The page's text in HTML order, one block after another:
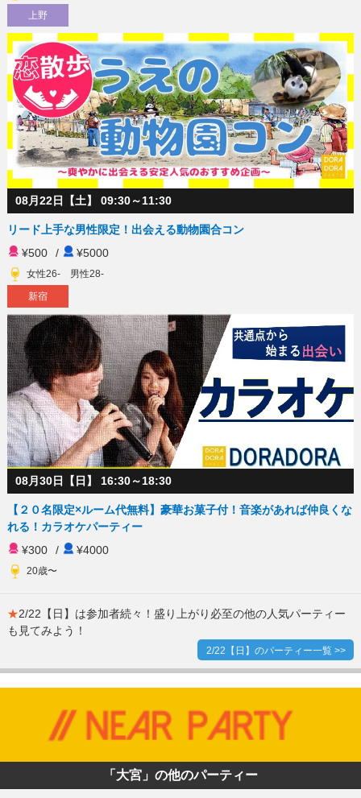
上野
08月22日【土】 09:30～11:30
リード上手な男性限定！出会える動物園合コン
¥500
/ ¥5000
女性26- 男性28-
新宿
08月30日【日】 16:30～18:30
【２０名限定×ルーム代無料】豪華お菓子付！音楽があれば仲良くな
れる！カラオケパーティー
¥300
/ ¥4000
20歳〜
★2/22【日】は参加者続々！盛り上がり必至の他の人気パーティー
も見てみよう！
2/22【日】のパーティー一覧 >>
「大宮」の他のパーティー